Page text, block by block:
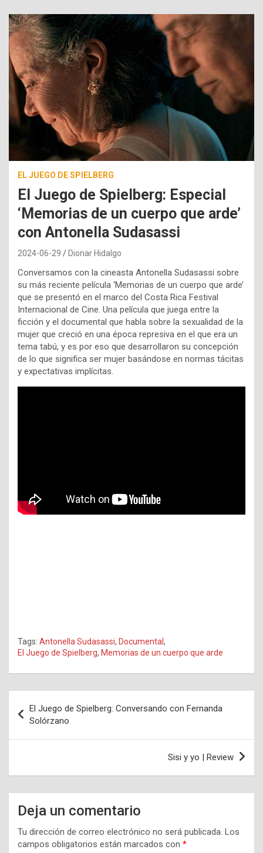
EL JUEGO DE SPIELBERG
El Juego de Spielberg: Especial
‘Memorias de un cuerpo que arde’
con Antonella Sudasassi
2024-06-29 Dionar Hidalgo
Conversamos con la cineasta Antonella Sudasassi sobre
su más reciente película ‘Memorias de un cuerpo que arde’
que se presentó en el marco del Costa Rica Festival
Internacional de Cine. Una película que juega entre la
ficción y el documental que habla sobre la sexualidad de la
mujer que creció en una época represiva en el que era un
tema tabú, y es por eso que desarrollaron su concepción
de lo que significa ser mujer basándose en normas tácitas
y expectativas implícitas.
Tags: Antonella Sudasassi, Documental ,
El Juego de Spielberg, Memorias de un cuerpo que arde
de
entradas
El Juego de Spielberg: Conversando con Fernanda
Solórzano
Sisi y yo | Review
Deja un comentario
Tu dirección de correo electrónico no será publicada. Los
campos obligatorios están marcados con *